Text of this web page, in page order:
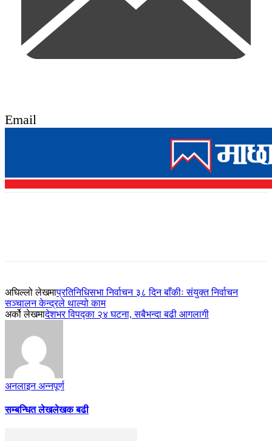
Email
अघिल्लो लेखमाप्रतिनिधिसभा निर्वाचन ३८ दिन बाँकीः संयुक्त निर्वाचन
सञ्चालन केन्द्रले थाल्यो काम
अर्को लेखमादेशभर विपद्का २४ घटना, सबैभन्दा बढी आगलागी
अनलाइन अन्नपूर्ण
सम्बन्धित लेखलेखक बढी